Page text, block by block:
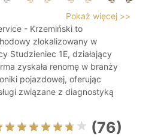
Pokaż więcej >>
- Krzemiński to
zlokalizowany w
Studzieniec 1E, działający
zyskała renomę w branży
pojazdowej, oferując
związane z diagnostyką
(76)